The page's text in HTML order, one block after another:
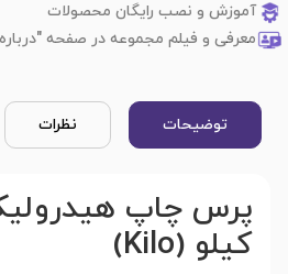
آموزش و نصب رایگان محصولات
معرفی و فیلم مجموعه در صفحه
توضیحات نظرات
کیلو (Kilo)